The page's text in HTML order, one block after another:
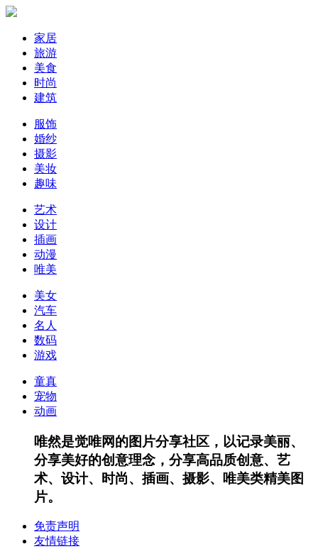
家居
旅游
美食
时尚
建筑
服饰
婚纱
摄影
美妆
趣味
艺术
设计
插画
动漫
唯美
美女
汽车
名人
数码
游戏
童真
宠物
动画
唯然是觉唯网的图片分享社区，以记录美丽、
分享美好的创意理念，分享高品质创意、艺
术、设计、时尚、插画、摄影、唯美类精美图
片。
免责声明
友情链接